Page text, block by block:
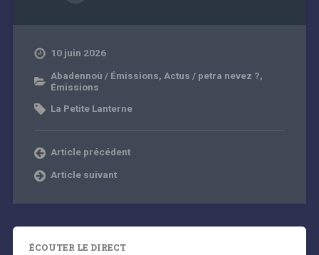
10 juin 2026
Abadennoù / Émissions, Actus / petra nevez ?,
Émissions
La Petite Lanterne
Article précédent
Article suivant
ÉCOUTER LE DIRECT